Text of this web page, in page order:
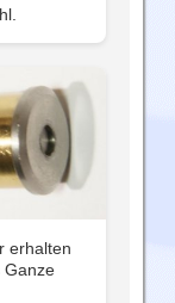
erhalten
Ganze